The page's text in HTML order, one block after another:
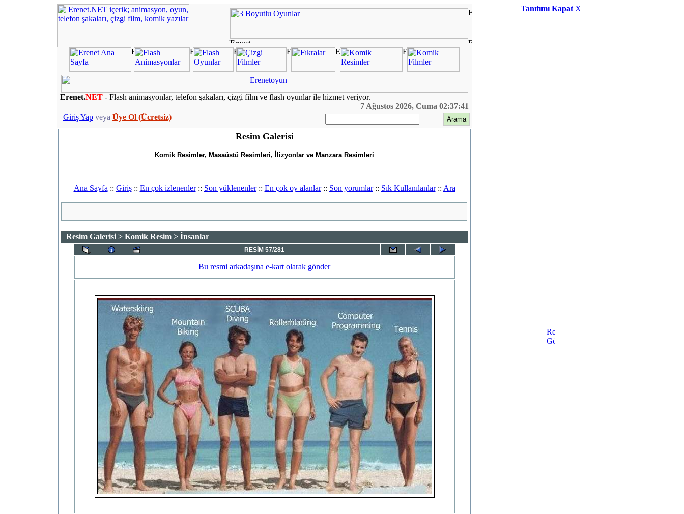
Erenet.NET - Flash animasyonlar, telefon şakaları, çizgi film ve flash oyunlar ile hizmet veriyor.
7 Ağustos 2026, Cuma 02:37:41
Giriş Yap veya Üye Ol (Ücretsiz)
Resim Galerisi
Komik Resimler, Masaüstü Resimleri, İlizyonlar ve Manzara Resimleri
Ana Sayfa :: Giriş:: En çok izlenenler:: Son yüklenenler:: En çok oy alanlar:: Son yorumlar:: Sık Kullanılanlar:: Ara
Resim Galerisi > Komik Resim > İnsanlar
RESİM 57/281
Bu resmi arkadaşına e-kart olarak gönder
Tanıtımı Kapat X